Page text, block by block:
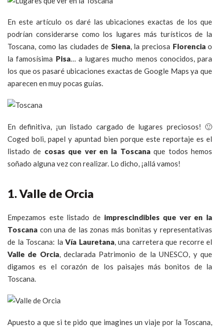
En este artículo os daré las ubicaciones exactas de los que
podrían considerarse como los lugares más turísticos de la
Toscana, como las ciudades de Siena, la preciosa Florenciao
la famosísima Pisa… a lugares mucho menos conocidos, para
los que os pasaré ubicaciones exactas de Google Maps ya que
aparecen en muy pocas guías.
En definitiva, ¡un listado cargado de lugares preciosos! 🙂
Coged boli, papel y apuntad bien porque este reportaje es el
listado de cosas que ver en la Toscanaque todos hemos
soñado alguna vez con realizar. Lo dicho, ¡allá vamos!
1. Valle de Orcia
Empezamos este listado de imprescindibles que ver en la
Toscana con una de las zonas más bonitas y representativas
de la Toscana: laVía Lauretana, una carretera que recorre el
Valle de Orcia, declarada Patrimonio de la UNESCO, y que
digamos es el corazón de los paisajes más bonitos de la
Toscana.
Apuesto a que si te pido que imagines un viaje por la Toscana,